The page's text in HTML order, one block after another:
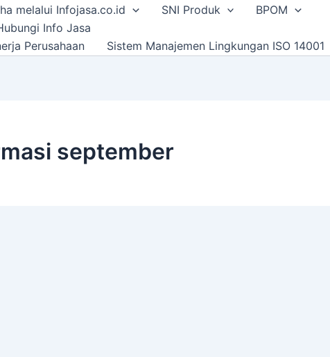
melalui Infojasa.co.id SNI Produk
BPOM
Info Jasa
Perusahaan
Sistem Manajemen Lingkungan ISO 14001
september